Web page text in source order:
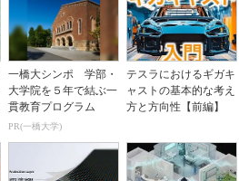
一橋大シンポ 学部・
大学院を５年で結ぶ一
貫教育プログラム
PR(一橋大学)
テスラにおけるギガキ
ャストの基本的な考え
方と方向性【前編】